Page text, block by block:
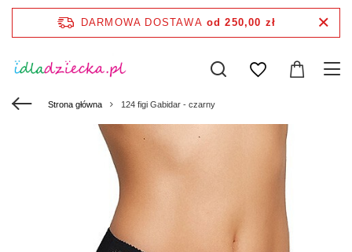
DARMOWA DOSTAWA od 250,00 zł
Strona główna 124 figi Gabidar - czarny